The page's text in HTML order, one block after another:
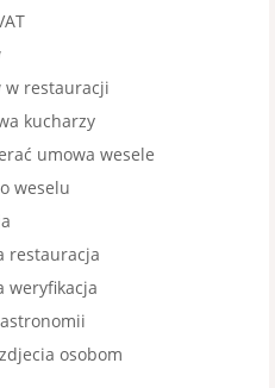
w restauracji
kucharzy
umowa wesele
weselu
restauracja
weryfikacja
osobom